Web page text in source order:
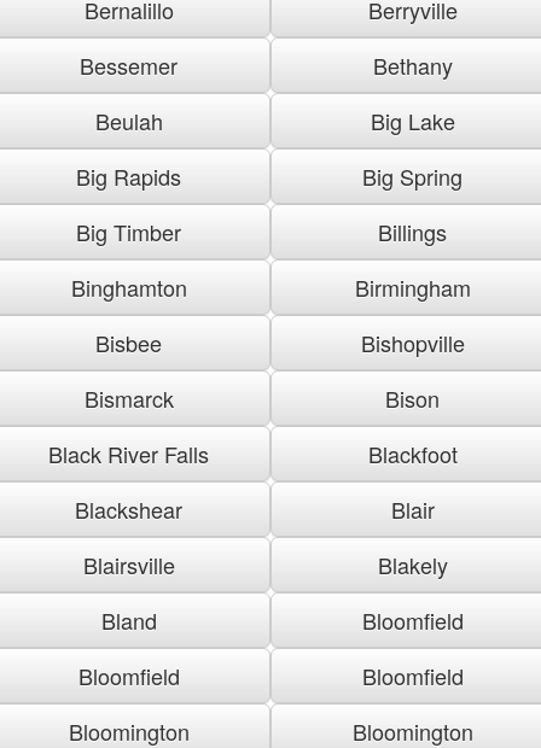
Bernalillo
Berryville
Bessemer
Bethany
Beulah
Big Lake
Big Rapids
Big Spring
Big Timber
Billings
Binghamton
Birmingham
Bisbee
Bishopville
Bismarck
Bison
Black River Falls
Blackfoot
Blackshear
Blair
Blairsville
Blakely
Bland
Bloomfield
Bloomfield
Bloomfield
Bloomington
Bloomington